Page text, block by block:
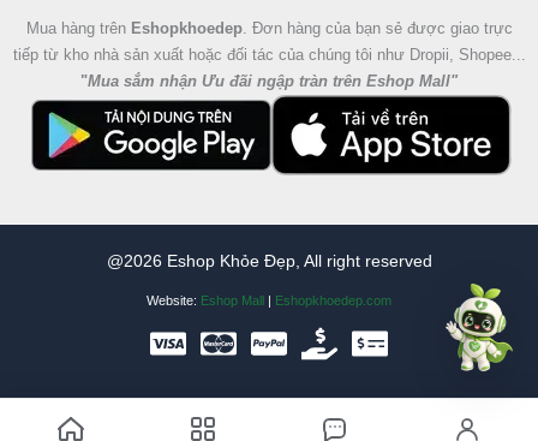
Mua hàng trên Eshopkhoedep. Đơn hàng của bạn sẻ được giao trực
tiếp từ kho nhà sản xuất hoặc đối tác của chúng tôi như Dropii, Shopee...
"Mua sắm nhận Ưu đãi ngập tràn trên Eshop Mall"
@2026 Eshop Khỏe Đẹp, All right reserved
Website: Eshop Mall Eshopkhoedep.com